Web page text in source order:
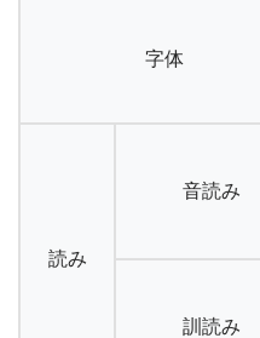
字体
読み
音読み
訓読み